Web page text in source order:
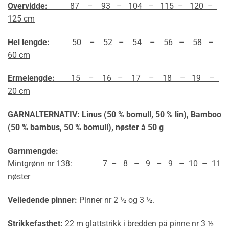
Overvidde: 87 – 93 – 104 – 115 – 120 –
125 cm
Hel lengde: 50 – 52 – 54 – 56 – 58 –
60 cm
Ermelengde: 15 – 16 – 17 – 18 – 19 –
20 cm
GARNALTERNATIV: Linus (50 % bomull, 50 % lin), Bamboo
(50 % bambus, 50 % bomull), nøster à 50 g
Garnmengde:
Mintgrønn nr 138: 7 – 8 – 9 – 9 – 10 – 11
nøster
Veiledende pinner: Pinner nr 2 ½ og 3 ½.
Strikkefasthet: 22 m glattstrikk i bredden på pinne nr 3 ½